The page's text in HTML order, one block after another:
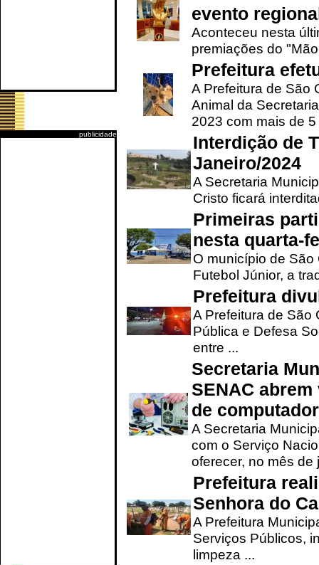
publicidade
evento
Aconteceu nesta
premiações do
Prefeitura
A Prefeitura de São
Animal da
2023 com mais de 5
Interdição de
Janeiro/2024
A Secretaria
Cristo ficará
Primeiras
nesta quarta-
O município de
Futebol Júnior, a
Prefeitura
A Prefeitura de São
Pública e Defesa
entre ...
Secretaria
SENAC
de
A Secretaria
com o Serviço
oferecer, no mês de
Prefeitura
Senhora do
A Prefeitura
Serviços Públicos,
limpeza ...